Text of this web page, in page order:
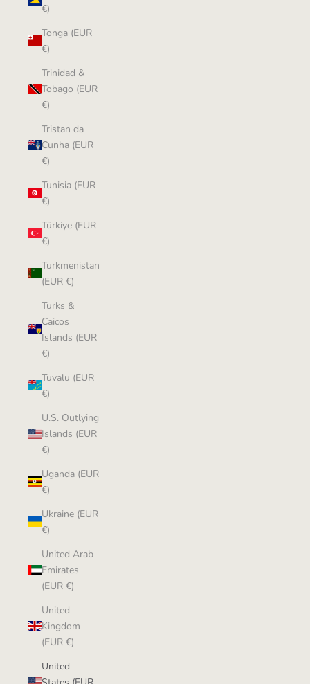
€)
Tonga (EUR
€)
Trinidad &
Tobago (EUR
€)
Tristan da
Cunha (EUR
€)
Tunisia (EUR
€)
Türkiye (EUR
€)
Turkmenistan
(EUR €)
Turks &
Caicos
Islands (EUR
€)
Tuvalu (EUR
€)
U.S. Outlying
Islands (EUR
€)
Uganda (EUR
€)
Ukraine (EUR
€)
United Arab
Emirates
(EUR €)
United
Kingdom
(EUR €)
United